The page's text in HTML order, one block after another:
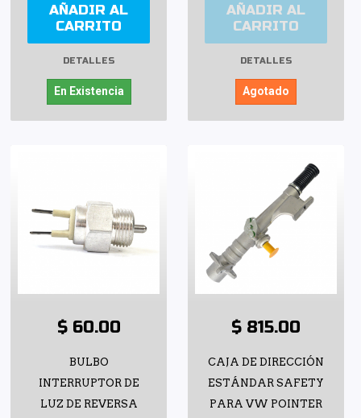
AÑADIR AL
CARRITO
DETALLES
En Existencia
AÑADIR AL
CARRITO
DETALLES
Agotado
$ 60.00
BULBO
INTERRUPTOR DE
LUZ DE REVERSA
$ 815.00
CAJA DE DIRECCIÓN
ESTÁNDAR SAFETY
PARA VW POINTER